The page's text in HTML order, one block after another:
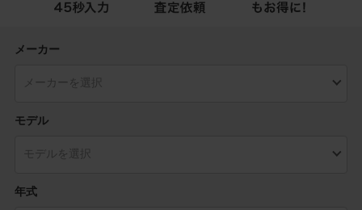
メーカー
モデル
年式